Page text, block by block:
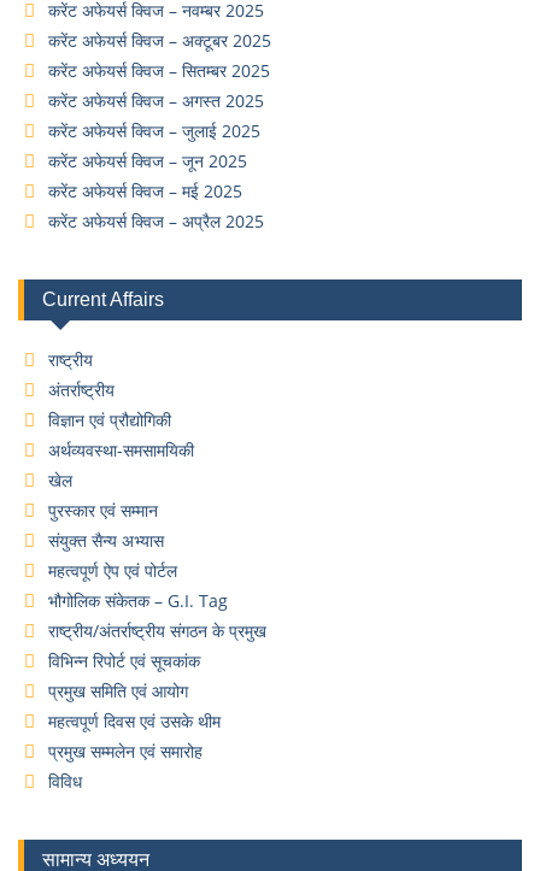
करेंट अफेयर्स क्विज – नवम्बर 2025
करेंट अफेयर्स क्विज – अक्टूबर 2025
करेंट अफेयर्स क्विज – सितम्बर 2025
करेंट अफेयर्स क्विज – अगस्त 2025
करेंट अफेयर्स क्विज – जुलाई 2025
करेंट अफेयर्स क्विज – जून 2025
करेंट अफेयर्स क्विज – मई 2025
करेंट अफेयर्स क्विज – अप्रैल 2025
Current Affairs
राष्ट्रीय
अंतर्राष्ट्रीय
विज्ञान एवं प्रौद्योगिकी
अर्थव्यवस्था-समसामयिकी
खेल
पुरस्कार एवं सम्मान
संयुक्त सैन्य अभ्यास
महत्वपूर्ण ऐप एवं पोर्टल
भौगोलिक संकेतक – G.I. Tag
राष्ट्रीय/अंतर्राष्ट्रीय संगठन के प्रमुख
विभिन्न रिपोर्ट एवं सूचकांक
प्रमुख समिति एवं आयोग
महत्वपूर्ण दिवस एवं उसके थीम
प्रमुख सम्मलेन एवं समारोह
विविध
सामान्य अध्ययन